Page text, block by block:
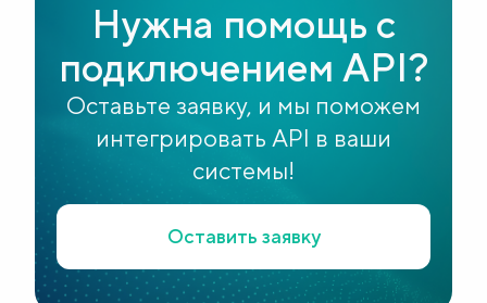
нас
Нужна помощь с
подключением API?
Оставьте заявку, и мы поможем
интегрировать API в ваши
системы!
Оставить заявку